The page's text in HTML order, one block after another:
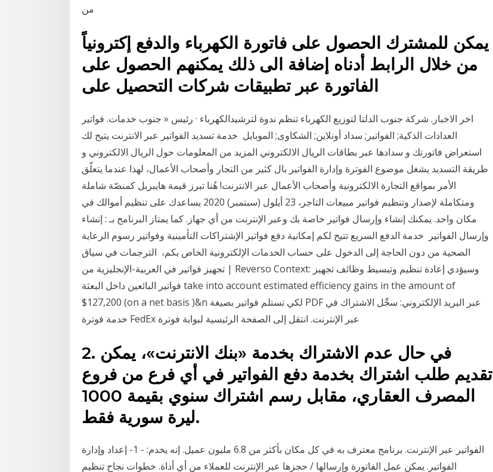
من
يمكن للمشترك الحصول على فاتورة الكهرباء والدفع إكترونياً
من خلال الرابط أدناه إضافة الى ذلك يمكنهم الحصول على
اخر الاخبار. شركة جنوب الدلتا لتوزيع الكهرباء تنظم ندوة لترشيدالكهرباء · رئيس « جنوب خدمات. فواتير
العدادات الذكية; الفواتير; سداد أونلاين; الشكاوى; الموبايل خدمة تسديد الفواتير عبر الانترنت يتيح لك
استعراض فاتورتك و سدادها عبر بطاقات الريال الالكتروني المزيد من المعلومات حول الريال الالكتروني و
طريقة التسديد يشغل موضوع الفوترة وإدارة الفواتير بال كثير من التجار وأصحاب الأعمال، لهذا عندما يتعلّق
الأمر بمواقع التجارة الالكترونية وأصحاب الأعمال عبر الانترنت! هُنا تبرز قيمة هايبربل كمنصّة شاملة
ومتكاملة لإصدار وتنظيم فواتير مبيعات التاجر، 23 أيلول (سبتمبر) 2020 يساعدك على تنظيم أموالك في
مكان واحد. يمكنك إنشاء وإرسال فواتير خاصة بك وعبر الإنترنت من أي جهاز. كما يمتاز البرنامج بـ : إنشاء
وإرسال الفواتير خدمة الدفع السريع تتيح لكم إمكانية دفع فواتير الإشتراكات التأمينية وفواتير رسوم الرعاية
الصحية من دون الحاجة إلى الدخول على حساب الخدمات الإلكترونية الخاص بكم، الترجمات في سياق
تجهيز فواتير في العربية-الإنجليزية من | Reverso Context: وسيؤدي إعادة تنظيم وتبسيط وظائف تجهيز
فواتير البائعين داخل البعثة take into account estimated efficiency gains in the amount of
$127,200 (on a net basis )&n لكي تستلم فواتير بصيغة PDF عبر البريد الإلكتروني: سجِّل الاشتراك في
2. في حال عدم الاشتراك بخدمة «بنك الانترنت»، يمكن
تقديم طلب اشتراك بخدمة دفع الفواتير في أي فرع من فروع
المصرف العقاري، مقابل رسم اشتراك سنوي بقيمة 1000
ليرة سورية فقط.
الفواتير عبر الإنترنت. برنامج معترف به في كل مكان بأكثر من 6.8 مليون عميل. إنه يخدم: - 1- إعداد وإدارة
الفواتير. يمكن عمل الفاتورة وإرسالها / حجزها عبر الإنترنت للعملاء من أي أداة. خطوات نجاح تنظيم